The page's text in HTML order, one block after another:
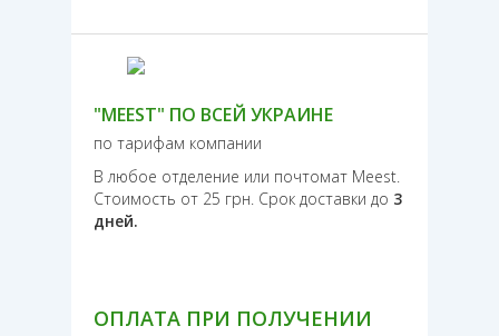
"MEEST" ПО ВСЕЙ УКРАИНЕ
по тарифам компании
В любое отделение или почтомат Meest.
Стоимость от 25 грн. Срок доставки до 3
дней.
ОПЛАТА ПРИ ПОЛУЧЕНИИ